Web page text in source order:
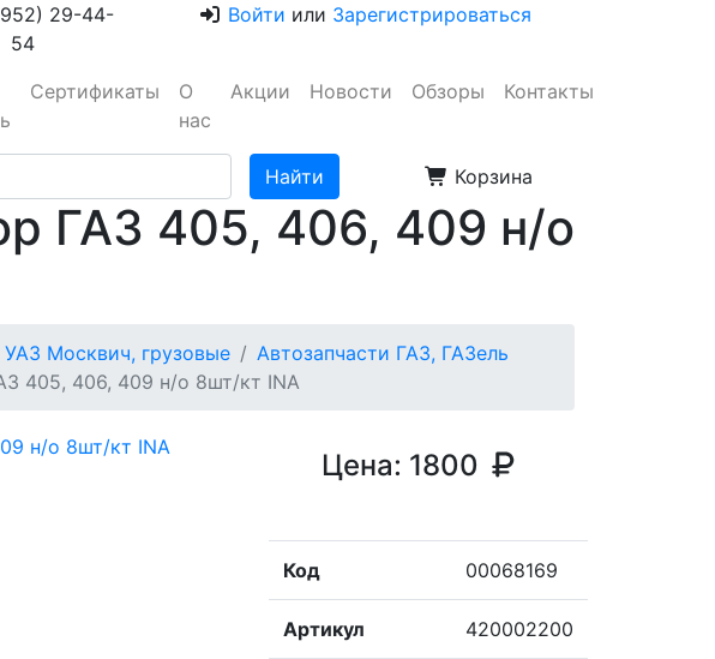
29-44-
54
Войти или Зарегистрироваться
Сертификаты
О
нас
Акции Новости Обзоры Контакты
Корзина
ГАЗ 405, 406, 409 н/о
Москвич, грузовые
Автозапчасти ГАЗ, ГАЗель
405, 406, 409 н/о 8шт/кт INA
Цена: 1800
Код 00068169
Артикул 420002200